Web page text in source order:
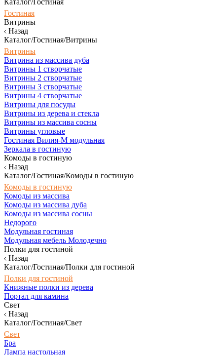
Каталог/Гостиная
Гостиная
Витрины
Назад
Каталог/Гостиная/Витрины
Витрины
Витрина из массива дуба
Витрины 1 створчатые
Витрины 2 створчатые
Витрины 3 створчатые
Витрины 4 створчатые
Витрины для посуды
Витрины из дерева и стекла
Витрины из массива сосны
Витрины угловые
Гостиная Вилия-М модульная
Зеркала в гостиную
Комоды в гостиную
Назад
Каталог/Гостиная/Комоды в гостиную
Комоды в гостиную
Комоды из массива
Комоды из массива дуба
Комоды из массива сосны
Недорого
Модульная гостиная
Модульная мебель Молодечно
Полки для гостиной
Назад
Каталог/Гостиная/Полки для гостиной
Полки для гостиной
Книжные полки из дерева
Портал для камина
Свет
Назад
Каталог/Гостиная/Свет
Свет
Бра
Лампа настольная